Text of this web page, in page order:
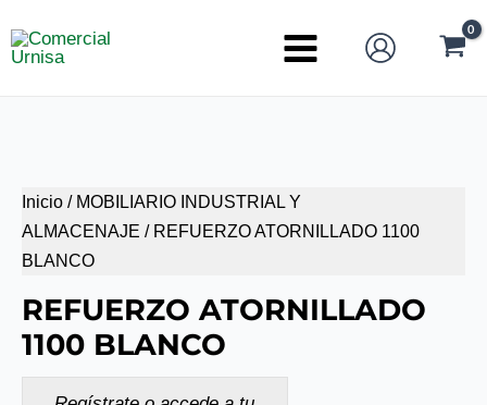
al
Main
Inicio / MOBILIARIO INDUSTRIAL Y
ALMACENAJE / REFUERZO ATORNILLADO 1100
BLANCO
REFUERZO ATORNILLADO
1100 BLANCO